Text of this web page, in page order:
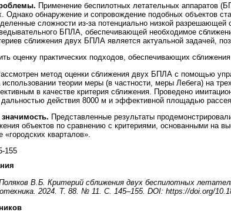
Применение беспилотных летательных аппаратов
Однако обнаружение и сопровождение подобных объектов
сложности из-за потенциально низкой
БПЛА, обеспечивающей необходимое
сближения двух БПЛА является актуальной задачей,
оценку практических подходов, обеспечивающих
метод оценки сближения двух БПЛА с помощью
теории меры (в частности, меры Лебега) на
в качестве критерия сближения. Проведено
действия 8000 м и эффективной площадью
значимость. Представленные результаты
объектов по сравнению с критериями, основанными на
«городских кварталов».
155
В.Б. Критерий сближения двух беспилотных
2024. Т. 88. № 11. С. 145–155. DOI: https://doi.org/